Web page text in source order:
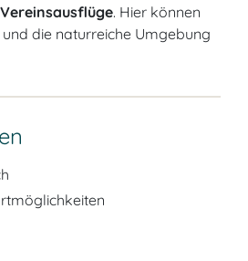
. Hier können
die naturreiche Umgebung